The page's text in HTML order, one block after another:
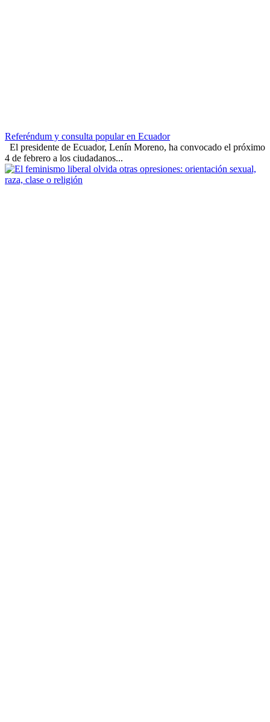
Referéndum y consulta popular en Ecuador
El presidente de Ecuador, Lenín Moreno, ha convocado el próximo
4 de febrero a los ciudadanos...